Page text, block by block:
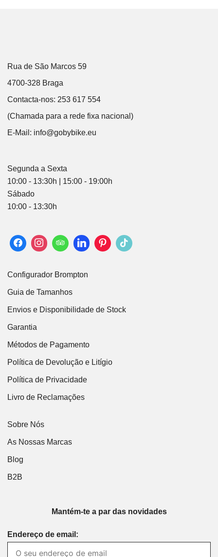
Rua de São Marcos 59
4700-328 Braga
Contacta-nos: 253 617 554
(Chamada para a rede fixa nacional)
E-Mail: info@gobybike.eu
Segunda a Sexta
10:00 - 13:30h | 15:00 - 19:00h
Sábado
10:00 - 13:30h
Configurador Brompton
Guia de Tamanhos
Envios e Disponibilidade de Stock
Garantia
Métodos de Pagamento
Política de Devolução e Litígio
Política de Privacidade
Livro de Reclamações
Sobre Nós
As Nossas Marcas
Blog
B2B
Mantém-te a par das novidades
Endereço de email: